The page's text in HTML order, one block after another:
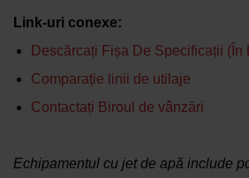
Link-uri conexe:
Descărcați Fișa De Specificații (în
Comparație linii de utilaje
Contactați Biroul de vânzări
Echipamentul cu jet de apă include